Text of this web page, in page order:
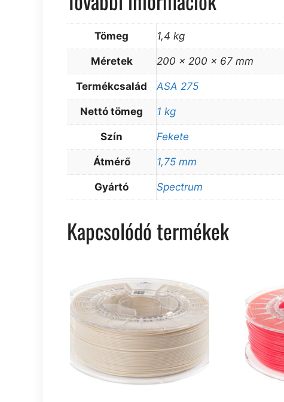
Tömeg 1,4 kg
Méretek 200 × 200 × 67 mm
Termékcsalád ASA 275
Nettó tömeg 1 kg
Szín Fekete
Átmérő 1,75 mm
Gyártó Spectrum
Kapcsolódó termékek